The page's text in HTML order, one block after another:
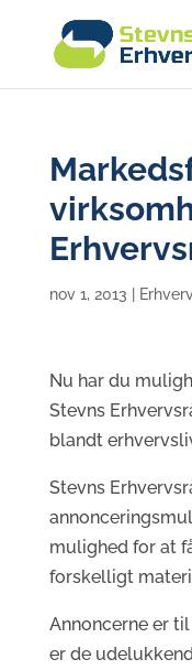
nov 1, 2013
Nu har du
Stevns
blandt
Stevns
mulighed for at
forskelligt
Annoncerne er
er de